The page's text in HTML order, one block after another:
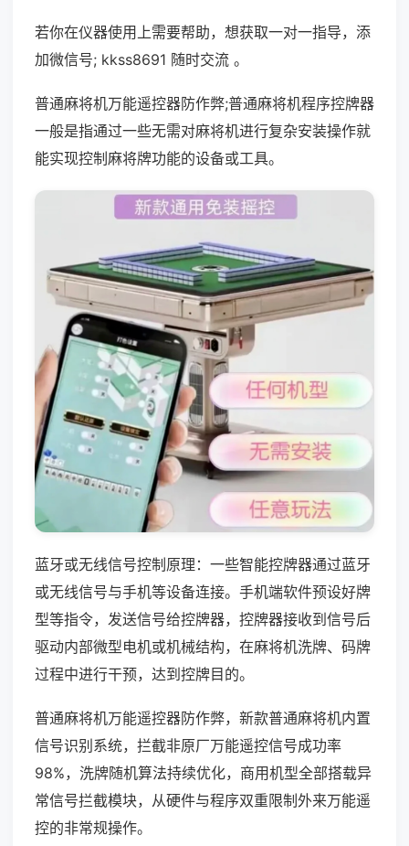
若你在仪器使用上需要帮助，想获取一对一指导，添
加微信号; kkss8691 随时交流 。
普通麻将机万能遥控器防作弊;普通麻将机程序控牌器
一般是指通过一些无需对麻将机进行复杂安装操作就
能实现控制麻将牌功能的设备或工具。
蓝牙或无线信号控制原理：一些智能控牌器通过蓝牙
或无线信号与手机等设备连接。手机端软件预设好牌
型等指令，发送信号给控牌器，控牌器接收到信号后
驱动内部微型电机或机械结构，在麻将机洗牌、码牌
过程中进行干预，达到控牌目的。
普通麻将机万能遥控器防作弊，新款普通麻将机内置
信号识别系统，拦截非原厂万能遥控信号成功率
98%，洗牌随机算法持续优化，商用机型全部搭载异
常信号拦截模块，从硬件与程序双重限制外来万能遥
控的非常规操作。